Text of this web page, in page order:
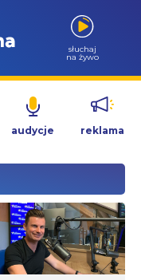
słuchaj
na żywo
audycje reklama